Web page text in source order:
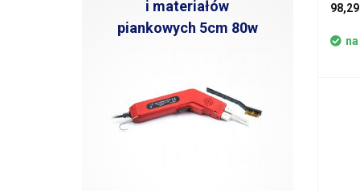
i materiałów
piankowych 5cm 80w